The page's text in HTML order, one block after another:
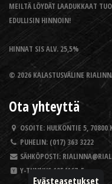
MEILTÄ LÖYDÄT LAADUKKAAT
EDULLISIN HINNOIN!
HINNAT SIS ALV. 25,5%
© 2026 KALASTUSVÄLINE
Ota yhteyttä
OSOITE: HULKONTIE 5, 70800
PUHELIN: (017) 363 3222
SÄHKÖPOSTI:
Y-TUNNUS 1954167-5
Evästeasetukset